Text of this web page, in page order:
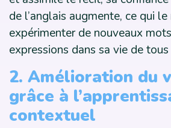
de l’anglais augmente, ce qui
expérimenter de nouveaux
expressions dans sa vie de
2. Amélioration du
grâce à
contextuel